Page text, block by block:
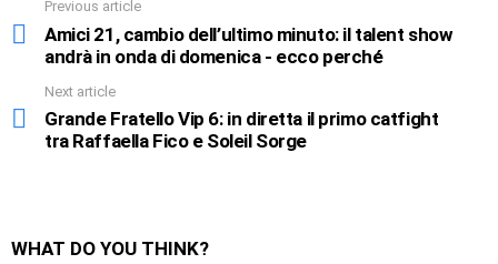
more
Previous article
Amici 21, cambio dell’ultimo minuto: il talent show
andrà in onda di domenica - ecco perché
Next article
Grande Fratello Vip 6: in diretta il primo catfight
tra Raffaella Fico e Soleil Sorge
WHAT DO YOU THINK?